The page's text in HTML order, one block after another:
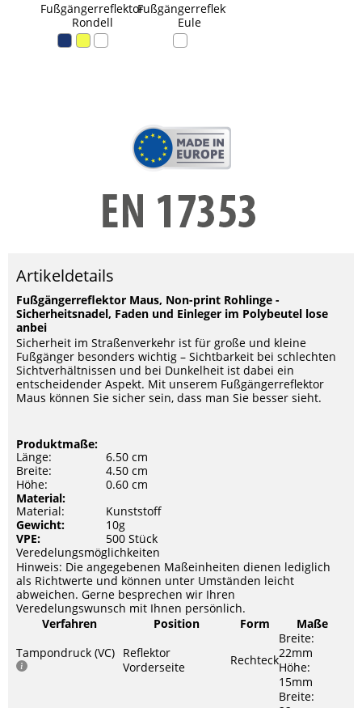
Fußgängerreflektor
Rondell
Fußgängerreflektor
Eule
Artikeldetails
Fußgängerreflektor Maus, Non-print Rohlinge -
Sicherheitsnadel, Faden und Einleger im Polybeutel lose
anbei
Sicherheit im Straßenverkehr ist für große und kleine
Fußgänger besonders wichtig – Sichtbarkeit bei schlechten
Sichtverhältnissen und bei Dunkelheit ist dabei ein
entscheidender Aspekt. Mit unserem Fußgängerreflektor
Maus können Sie sicher sein, dass man Sie besser sieht.
Produktmaße:
Länge:
6.50 cm
Breite:
4.50 cm
Höhe:
0.60 cm
Material:
Material:
Kunststoff
Gewicht:
10g
VPE:
500 Stück
Veredelungsmöglichkeiten
Hinweis: Die angegebenen Maßeinheiten dienen lediglich
als Richtwerte und können unter Umständen leicht
abweichen. Gerne besprechen wir Ihren
Veredelungswunsch mit Ihnen persönlich.
Verfahren
Position Form
Maße
Tampondruck (VC) Reflektor
Vorderseite
Rechteck
Breite:
22mm
Höhe:
15mm
Breite: